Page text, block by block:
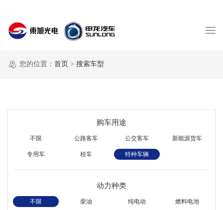
您的位置： 首页 > 搜索车型
购车用途
不限 公路客车 公交客车 新能源货车
专用车 校车 特种车辆
动力种类
不限 柴油 纯电动 燃料电池